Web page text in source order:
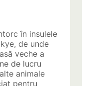
în insulele
de unde
veche a
de lucru
animale
pentru